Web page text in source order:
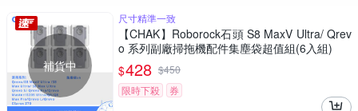
補貨中
尺寸精準一致
【CHAK】Roborock石頭 S8 MaxV Ultra/ Qrev
o 系列副廠掃拖機配件集塵袋超值組(6入組)
$428 $450
限時下殺
券